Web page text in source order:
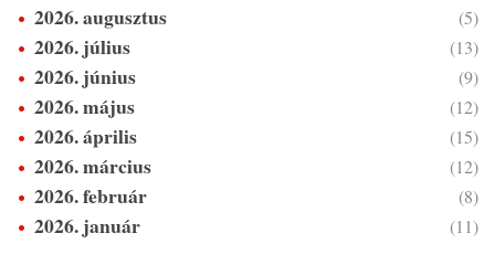
2026. augusztus (5)
2026. július (13)
2026. június (9)
2026. május (12)
2026. április (15)
2026. március (12)
2026. február (8)
2026. január (11)